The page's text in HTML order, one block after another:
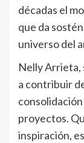
décadas el
que da
universo del
Nelly Arrieta,
a contribuir
proyectos.
inspiración,